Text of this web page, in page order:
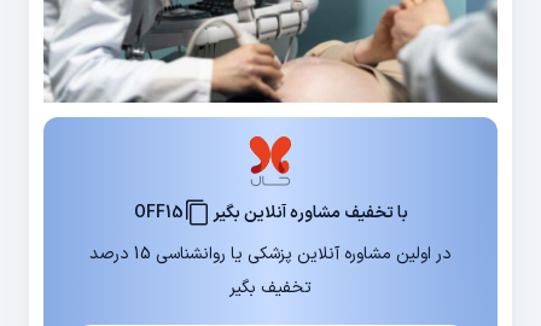
با تخفیف مشاوره آنلاین بگیر
OFF15
در اولین مشاوره آنلاین پزشکی یا روانشناسی 15 درصد
تخفیف بگیر